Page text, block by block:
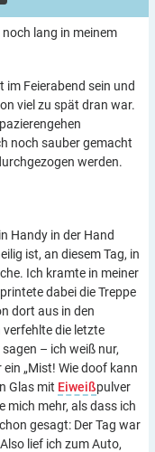
lang in meinem
Feierabend sein und
viel zu spät dran war.
noch sauber gemacht
werden.
Handy in der Hand
ist, an diesem Tag, in
Ich kramte in meiner
dabei die Treppe
dort aus in den
die letzte
– ich weiß nur,
„Mist! Wie doof kann
Glas mit Eiweißpulver
mich mehr, als dass ich
gesagt: Der Tag war
lief ich zum Auto,